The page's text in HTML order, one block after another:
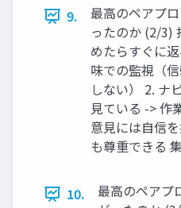
9.
最高のペアプ
ったのか (2/3)
めたらすぐに
味での監視（
しない） 2. ナ
見ている -> 作
意見には自信
も尊重できる
10.
最高のペアプ